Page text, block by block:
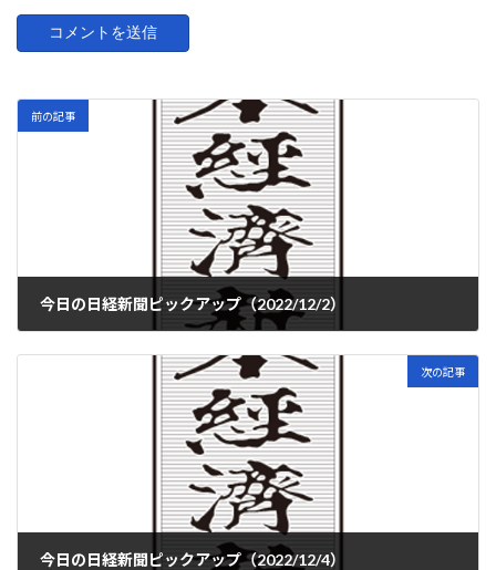
前の記事
今日の日経新聞ピックアップ（2022/12/2）
次の記事
今日の日経新聞ピックアップ（2022/12/4）